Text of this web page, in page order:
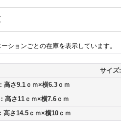
ションごとの在庫を表示しています。
サイズ:
高さ9.1ｃｍ×横6.3ｃｍ
高さ11ｃｍ×横7.6ｃｍ
高さ14.5ｃｍ×横10ｃｍ